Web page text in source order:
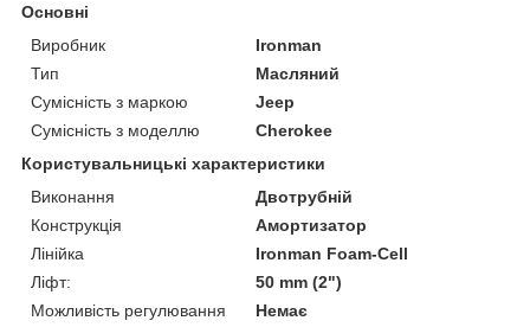
Основні
Виробник
Ironman
Тип
Масляний
Сумісність з маркою
Jeep
Сумісність з моделлю
Cherokee
Користувальницькі характеристики
Виконання
Двотрубній
Конструкція
Амортизатор
Лінійка
Ironman Foam-Cell
Ліфт:
50 mm (2")
Можливість регулювання
Немає